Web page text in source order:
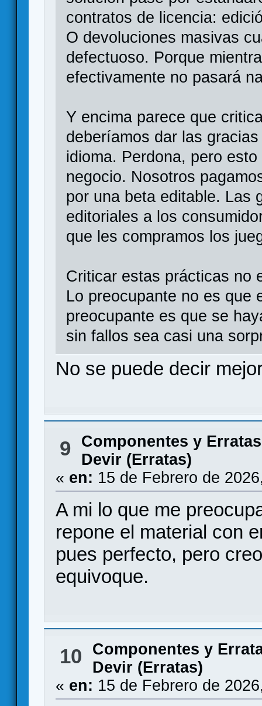
contratos de licencia:
O devoluciones masivas
defectuoso. Porque
efectivamente no pasará
Y encima parece que
deberíamos dar las
idioma. Perdona, pero
negocio. Nosotros
por una beta editable. Las
editoriales a los
que les compramos los
Criticar estas prácticas no
Lo preocupante no es que
preocupante es que se
sin fallos sea casi una
No se puede decir
9 Componentes y Erratas
Devir (Erratas)
« en: 15 de Febrero de
A mi lo que me
repone el material con
pues perfecto, pero
equivoque.
10
Componentes y
Devir (Erratas)
« en: 15 de Febrero de